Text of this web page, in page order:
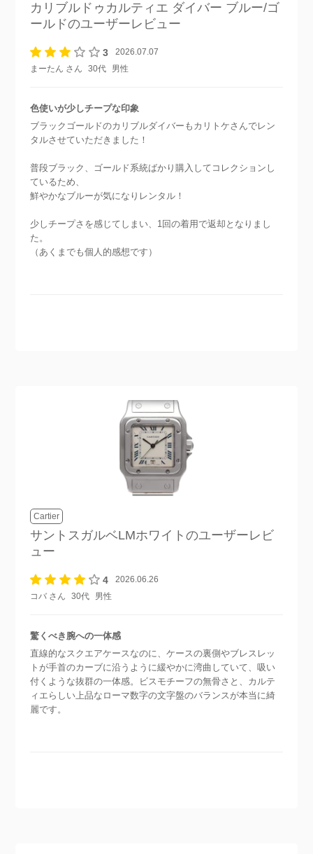
カリブルドゥカルティエ ダイバー ブルー/ゴ
ールドのユーザーレビュー
3
2026.07.07
まーたん さん
30代 男性
色使いが少しチープな印象
ブラックゴールドのカリブルダイバーもカリトケさんでレン
タルさせていただきました！
普段ブラック、ゴールド系統ばかり購入してコレクションし
ているため、
鮮やかなブルーが気になりレンタル！
少しチープさを感じてしまい、1回の着用で返却となりまし
た。
（あくまでも個人的感想です）
Cartier
サントスガルベLMホワイト のユーザーレビ
ュー
4
2026.06.26
コバ さん
30代 男性
驚くべき腕への一体感
直線的なスクエアケースなのに、ケースの裏側やブレスレッ
トが手首のカーブに沿うように緩やかに湾曲していて、吸い
付くような抜群の一体感。ビスモチーフの無骨さと、カルテ
ィエらしい上品なローマ数字の文字盤のバランスが本当に綺
麗です。